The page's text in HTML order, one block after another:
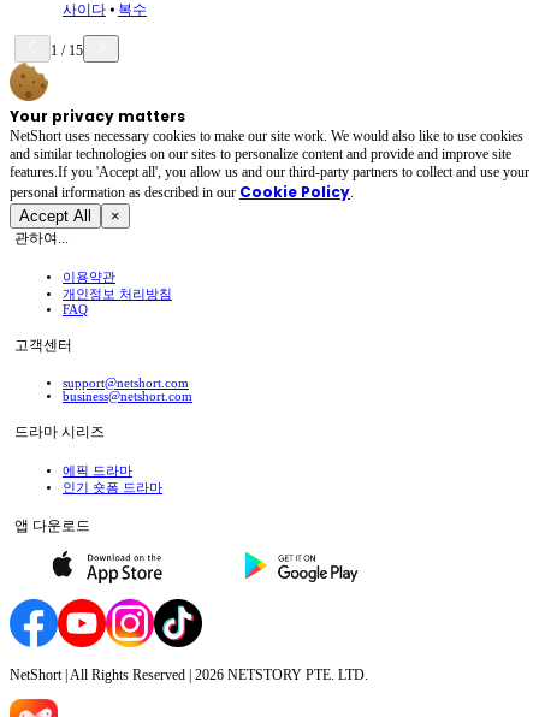
사이다 ⦁ 복수
1 / 15
Your privacy matters
NetShort uses necessary cookies to make our site work. We would also like to use cookies
and similar technologies on our sites to personalize content and provide and improve site
features.If you 'Accept all', you allow us and our third-party partners to collect and use your
personal irformation as described in our Cookie Policy.
Accept All ×
관하여...
이용약관
개인정보 처리방침
FAQ
고객센터
support@netshort.com
business@netshort.com
드라마 시리즈
에픽 드라마
인기 숏폼 드라마
앱 다운로드
NetShort | All Rights Reserved | 2026 NETSTORY PTE. LTD.